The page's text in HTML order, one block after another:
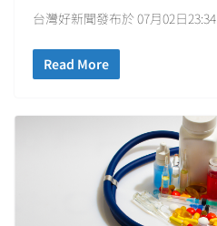
台灣好新聞發布於 07月02日23:34
Read More